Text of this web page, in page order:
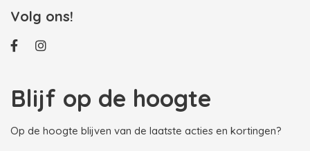
Volg ons!
Blijf op de hoogte
Op de hoogte blijven van de laatste acties en kortingen?